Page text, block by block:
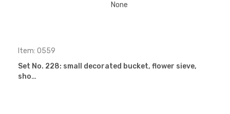
Item: 0559
Set No. 228: small decorated bucket, flower sieve,
sho…